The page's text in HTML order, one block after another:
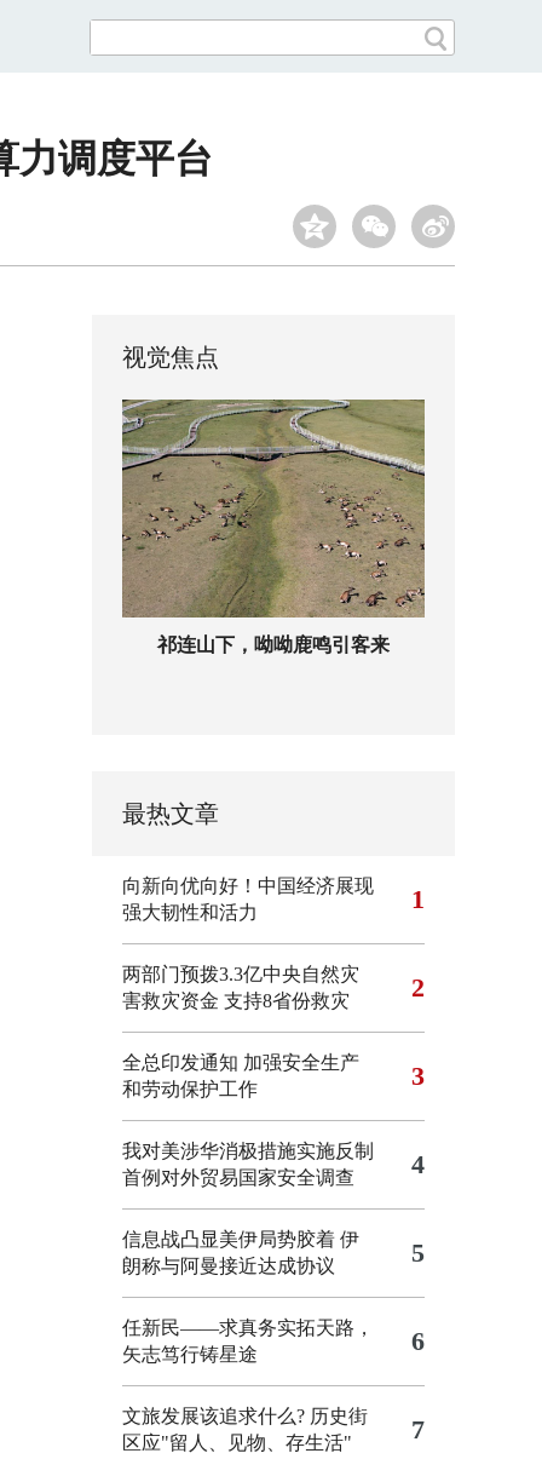
力调度平台
视觉焦点
祁连山下，呦呦鹿鸣引客来
最热文章
向新向优向好！中国经济展现
强大韧性和活力
1
两部门预拨3.3亿中央自然灾
害救灾资金 支持8省份救灾
2
全总印发通知 加强安全生产
和劳动保护工作
3
我对美涉华消极措施实施反制
首例对外贸易国家安全调查
4
信息战凸显美伊局势胶着 伊
朗称与阿曼接近达成协议
5
任新民——求真务实拓天路，
矢志笃行铸星途
6
文旅发展该追求什么? 历史街
区应"留人、见物、存生活"
7